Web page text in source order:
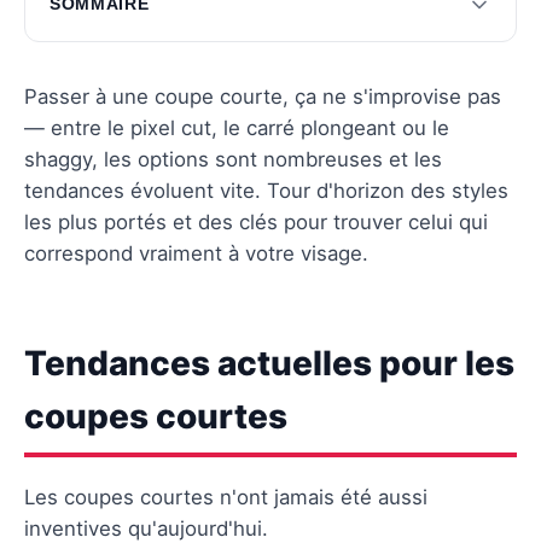
SOMMAIRE
Tendances actuelles pour les coupes courtes
Comment choisir sa coupe courte selon sa
morphologie
Entretien et soins des coupes courtes
Inspiration de célébrités pour les coupes
courtes
Passer à une coupe courte, ça ne s'improvise pas
— entre le pixel cut, le carré plongeant ou le
shaggy, les options sont nombreuses et les
tendances évoluent vite. Tour d'horizon des styles
les plus portés et des clés pour trouver celui qui
correspond vraiment à votre visage.
Tendances actuelles pour les
coupes courtes
Les coupes courtes n'ont jamais été aussi
inventives qu'aujourd'hui.